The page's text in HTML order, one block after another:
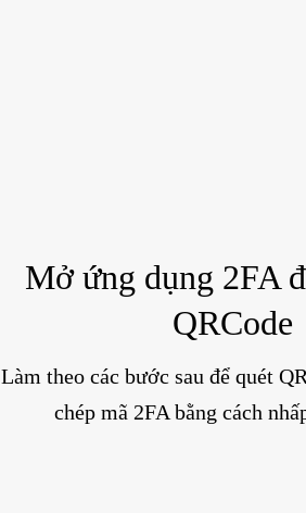
Mở ứng dụng 2FA
QRCode
Làm theo các bước sau để quét
chép mã 2FA bằng cách